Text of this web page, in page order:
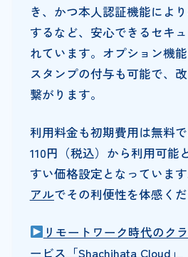
き、かつ本人認証機能によ
するなど、安心できるセキ
れています。オプション機
スタンプの付与も可能で、
繋がります。
利用料金も初期費用は無料
110円（税込）から利用可能
すい価格設定となっていま
アルでその利便性を体感くだ
リモートワーク時代のク
ービス「Shachihata Cloud」